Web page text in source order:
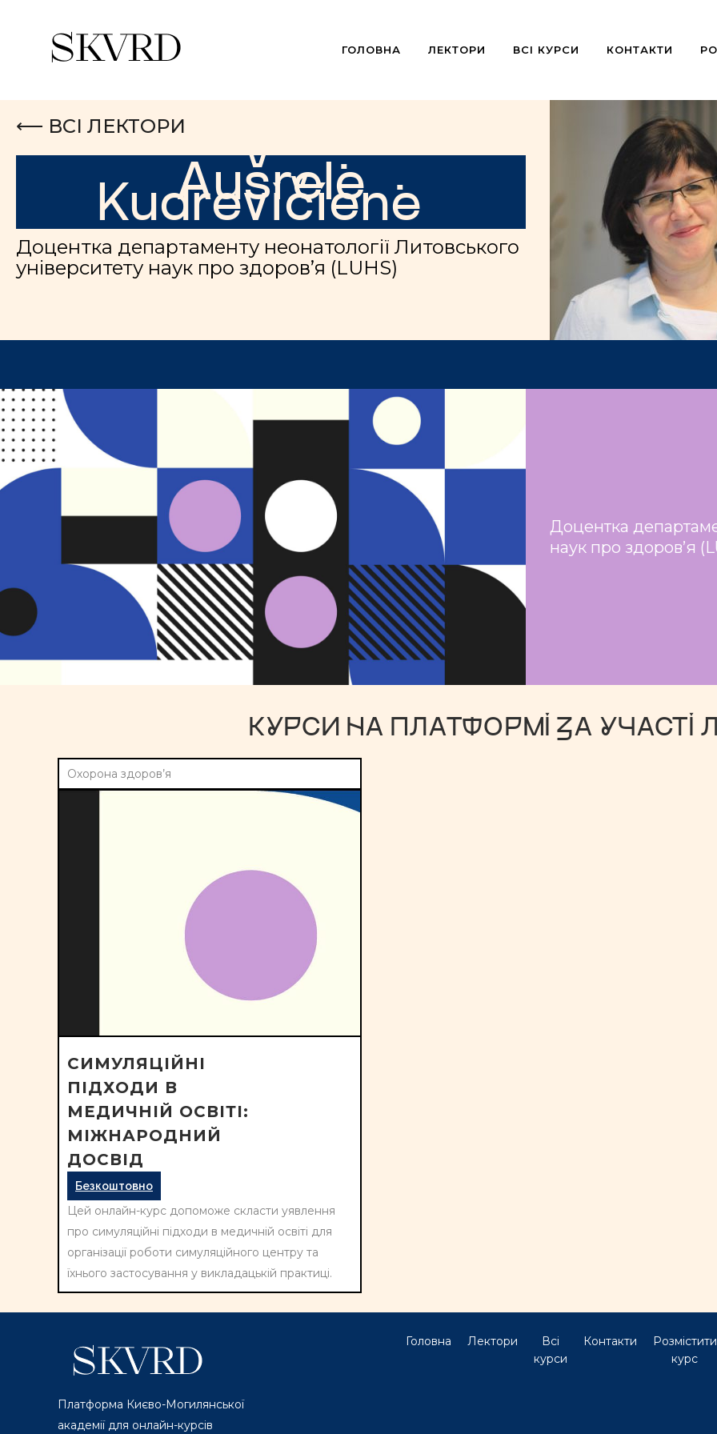
ГОЛОВНА ЛЕКТОРИ ВСІ КУРСИ КОНТАКТИ
⟵ ВСІ ЛЕКТОРИ
Aušrelė
Kudrevičienė
Доцентка департаменту неонатології Литовського
університету наук про здоров’я (LUHS)
Доцентка
наук про здоров’я
КУРСИ НА ПЛАТФОРМІ ЗА УЧАСТІ
Охорона здоров’я
СИМУЛЯЦІЙНІ
ПІДХОДИ В
МЕДИЧНІЙ ОСВІТІ:
МІЖНАРОДНИЙ
ДОСВІД
Безкоштовно
Цей онлайн-курс допоможе скласти уявлення
про симуляційні підходи в медичній освіті для
організації роботи симуляційного центру та
їхнього застосування у викладацькій практиці.
Платформа Києво-Могилянської
академії для онлайн-курсів
Головна Лектори
Всі
курси
Контакти
Розмістити
курс